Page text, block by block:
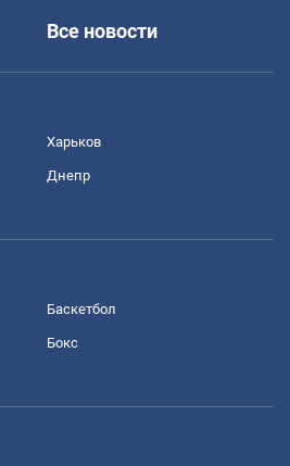
Все новости
Харьков
Днепр
Баскетбол
Бокс